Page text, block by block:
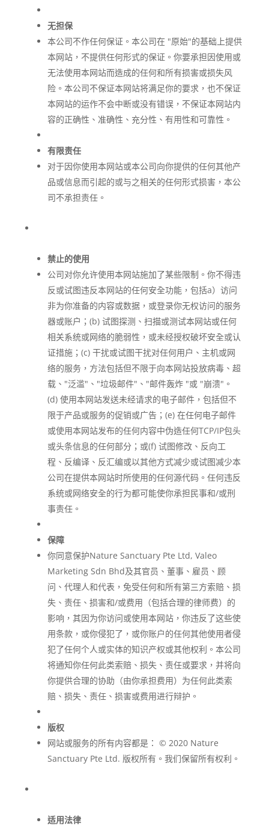
无担保
本公司不作任何保证。本公司在 "原始"的基础上提供
本网站，不提供任何形式的保证。你要承担因使用或
无法使用本网站而造成的任何和所有损害或损失风
险。本公司不保证本网站将满足你的要求，也不保证
本网站的运作不会中断或没有错误，不保证本网站内
容的正确性、准确性、充分性、有用性和可靠性。
有限责任
对于因你使用本网站或本公司向你提供的任何其他产
品或信息而引起的或与之相关的任何形式损害，本公
司不承担责任。
禁止的使用
公司对你允许使用本网站施加了某些限制。你不得违
反或试图违反本网站的任何安全功能，包括a）访问
非为你准备的内容或数据，或登录你无权访问的服务
器或账户；(b) 试图探测、扫描或测试本网站或任何
相关系统或网络的脆弱性，或未经授权破坏安全或认
证措施；(c) 干扰或试图干扰对任何用户、主机或网
络的服务，方法包括但不限于向本网站投放病毒、超
载、"泛滥"、"垃圾邮件"、"邮件轰炸 "或 "崩溃"。
(d) 使用本网站发送未经请求的电子邮件，包括但不
限于产品或服务的促销或广告；(e) 在任何电子邮件
或使用本网站发布的任何内容中伪造任何TCP/IP包头
或头条信息的任何部分；或(f) 试图修改、反向工
程、反编译、反汇编或以其他方式减少或试图减少本
公司在提供本网站时所使用的任何源代码。任何违反
系统或网络安全的行为都可能使你承担民事和/或刑
事责任。
保障
你同意保护Nature Sanctuary Pte Ltd, Valeo
Marketing Sdn Bhd及其官员、董事、雇员、顾
问、代理人和代表，免受任何和所有第三方索赔、损
失、责任、损害和/或费用（包括合理的律师费）的
影响，其因为你访问或使用本网站，你违反了这些使
用条款，或你侵犯了，或你账户的任何其他使用者侵
犯了任何个人或实体的知识产权或其他权利。本公司
将通知你任何此类索赔、损失、责任或要求，并将向
你提供合理的协助（由你承担费用）为任何此类索
赔、损失、责任、损害或费用进行辩护。
版权
网站或服务的所有内容都是： © 2020 Nature
Sanctuary Pte Ltd. 版权所有。我们保留所有权利。
适用法律